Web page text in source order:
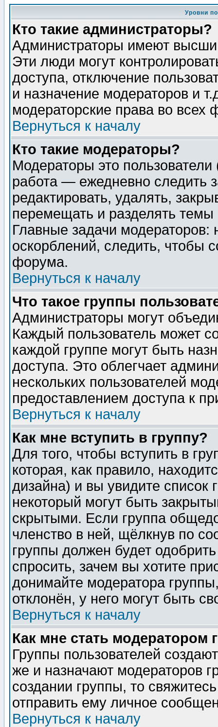
Уровни
Кто такие администраторы?
Администраторы имеют
Эти люди могут
доступа, отключение
и назначение модераторов и
модераторские права во всех
Вернуться к началу
Кто такие модераторы?
Модераторы это
работа — ежедневно следить
редактировать, удалять,
перемещать и разделять
Главные задачи
оскорблений, следить, чтобы
форума.
Вернуться к началу
Что такое группы
Администраторы могут
Каждый пользователь может
каждой группе могут быть
доступа. Это облегчает
нескольких пользователей
предоставлением доступа к
Вернуться к началу
Как мне вступить в группу?
Для того, чтобы вступить в
которая, как правило,
дизайна) и вы увидите список
некоторый могут быть
скрытыми. Если группа
членство в ней, щёлкнув по
группы должен будет
спросить, зачем вы хотите
донимайте модератора
отклонён, у него могут быть
Вернуться к началу
Как мне стать модератором
Группы пользователей
же и назначают модераторов
создании группы, то
отправить ему личное
Вернуться к началу